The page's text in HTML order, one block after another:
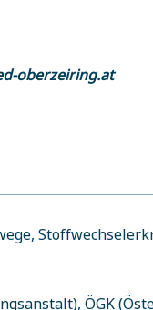
oberzeiring.at
ÖGK